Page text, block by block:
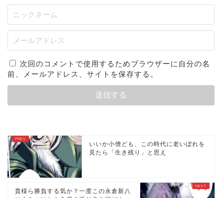
次回のコメントで使用するためブラウザーに自分の名
前、メールアドレス、サイトを保存する。
いいか小僧ども、この時代に老いぼれを
見たら「生き残り」と思え
貴様ら勝負する気か？一度この永倉新八